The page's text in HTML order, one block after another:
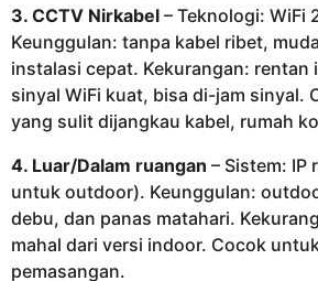
3. CCTV Nirkabel – Teknologi: WiFi
Keunggulan: tanpa kabel ribet,
instalasi cepat. Kekurangan:
sinyal WiFi kuat, bisa di-jam sinyal.
yang sulit dijangkau kabel, rumah
4. Luar/Dalam ruangan – Sistem: IP
untuk outdoor). Keunggulan:
debu, dan panas matahari.
mahal dari versi indoor. Cocok
pemasangan.